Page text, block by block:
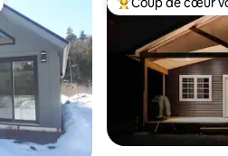
Coups de cœur